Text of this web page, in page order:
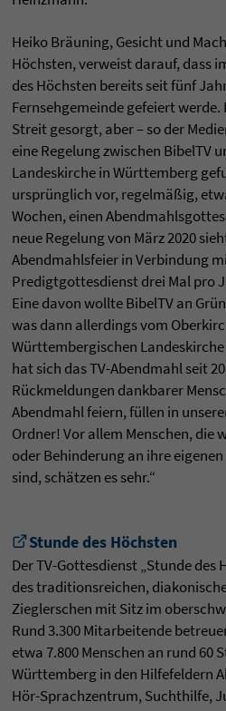
Heiko Bräuning, Gesicht und
Höchsten, verweist darauf, dass
des Höchsten bereits seit fünf
Fernsehgemeinde gefeiert
Streit gesorgt, aber – so der
eine Regelung zwischen BibelTV
Landeskirche in Württemberg
ursprünglich vor, regelmäßig,
Wochen, einen
neue Regelung von März 2020
Abendmahlsfeier in Verbindung
Predigtgottesdienst drei Mal pro
Eine davon wollte BibelTV an
was dann allerdings vom
Württembergischen
hat sich das TV-Abendmahl seit
Rückmeldungen dankbarer
Abendmahl feiern, füllen in
Ordner! Vor allem Menschen, die
oder Behinderung an ihre
sind, schätzen es sehr.“
Stunde des Höchsten
Der TV-Gottesdienst „Stunde des
des traditionsreichen,
Zieglerschen mit Sitz im
Rund 3.300 Mitarbeitende
etwa 7.800 Menschen an rund 60
Württemberg in den Hilfefeldern
Hör-Sprachzentrum, Suchthilfe,